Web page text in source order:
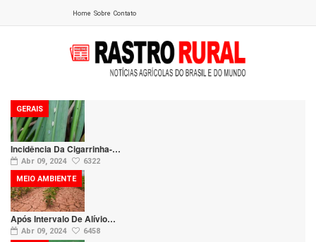
Home Sobre Contato
Incidência Da Cigarrinha-…
Abr 09, 2024 6322
GERAIS
Após Intervalo De Alívio…
Abr 09, 2024 6458
MEIO AMBIENTE